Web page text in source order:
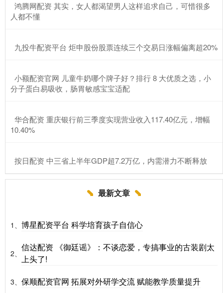
​鸿腾网配资 其实，女人都渴望男人这样追求自己，可惜很多
人都不懂
​九投牛配资平台 炬申股份股票连续三个交易日涨幅偏离超20%
​小额配资官网 儿童牛奶哪个牌子好？排行 8 大优质之选，小
分子蛋白易吸收，肠胃敏感宝宝适配
​华合配资 重庆银行前三季度实现营业收入117.40亿元，增幅
10.40%
​按日配资 中三省上半年GDP超7.2万亿，内需潜力不断释放
最新文章
1、 博星配资平台 科学培育孩子自信心
2、
信达配资 《御廷谣》：不谈恋爱，专搞事业的古装剧太
上头了!
3、 保顺配资官网 拓展对外研学交流 赋能教学质量提升